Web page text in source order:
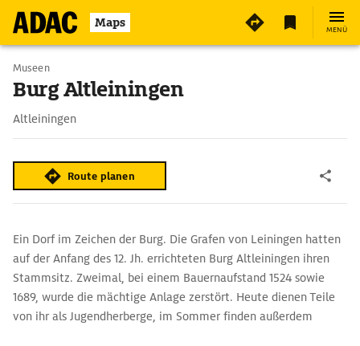
Maps MENÜ
Museen
Burg Altleiningen
Altleiningen
Route planen
Ein Dorf im Zeichen der Burg. Die Grafen von Leiningen hatten
auf der Anfang des 12. Jh. errichteten Burg Altleiningen ihren
Stammsitz. Zweimal, bei einem Bauernaufstand 1524 sowie
1689, wurde die mächtige Anlage zerstört. Heute dienen Teile
von ihr als Jugendherberge, im Sommer finden außerdem